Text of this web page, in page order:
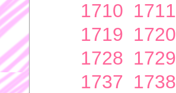
1710 1711
1719 1720
1728 1729
1737 1738